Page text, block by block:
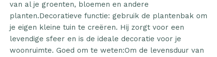
van al je groenten, bloemen en andere
planten.Decoratieve functie: gebruik de plantenbak om
je eigen kleine tuin te creëren. Hij zorgt voor een
levendige sfeer en is de ideale decoratie voor je
woonruimte. Goed om te weten:Om de levensduur van